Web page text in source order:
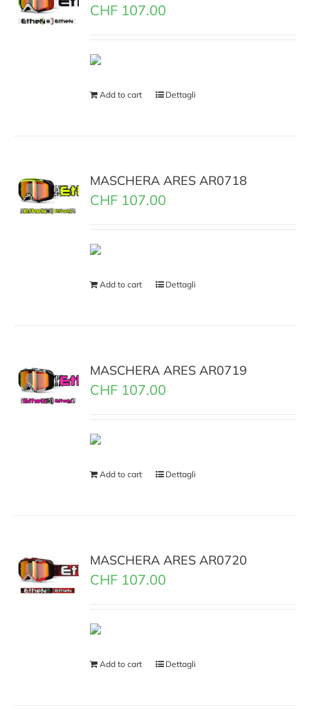
CHF 107.00
Add to cart Dettagli
MASCHERA ARES AR0718
CHF 107.00
Add to cart Dettagli
MASCHERA ARES AR0719
CHF 107.00
Add to cart Dettagli
MASCHERA ARES AR0720
CHF 107.00
Add to cart Dettagli